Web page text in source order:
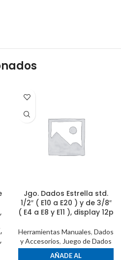
Jgo. Dados Estrella std.
1/2″ ( E10 a E20 ) y de 3/8″
( E4 a E8 y E11 ), display 12p
Herramientas Manuales, Dados
y Accesorios, Juego de Dados
AÑADE AL